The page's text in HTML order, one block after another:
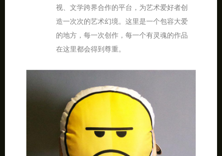
视、文学跨界合作的平台，为艺术爱好者创
造一次次的艺术幻境。这里是一个包容大爱
的地方，每一次创作，每一个有灵魂的作品
在这里都会得到尊重。